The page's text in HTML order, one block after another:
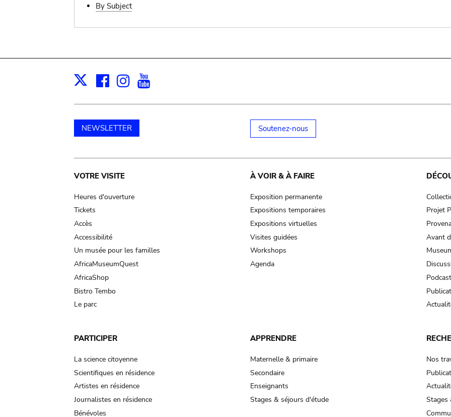
By Subject
X Facebook
Instagram
NEWSLETTER Soutenez-nous
Main
navigation
VOTRE VISITE
Heures d'ouverture
Tickets
Accès
Accessibilité
Un musée pour les familles
AfricaMuseumQuest
AfricaShop
Bistro Tembo
Le parc
À VOIR & À FAIRE
Exposition permanente
Expositions temporaires
Expositions virtuelles
Visites guidées
Workshops
Agenda
Projet
Avant
PARTICIPER
La science citoyenne
Scientifiques en résidence
Artistes en résidence
Journalistes en résidence
Bénévoles
APPRENDRE
Maternelle & primaire
Secondaire
Enseignants
Stages & séjours d'étude
Nos
Stages